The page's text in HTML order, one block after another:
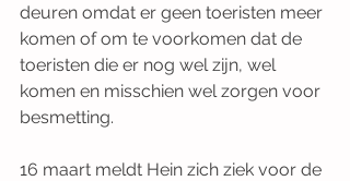
deuren omdat er geen toeristen meer
komen of om te voorkomen dat de
toeristen die er nog wel zijn, wel
komen en misschien wel zorgen voor
besmetting.
16 maart meldt Hein zich ziek voor de